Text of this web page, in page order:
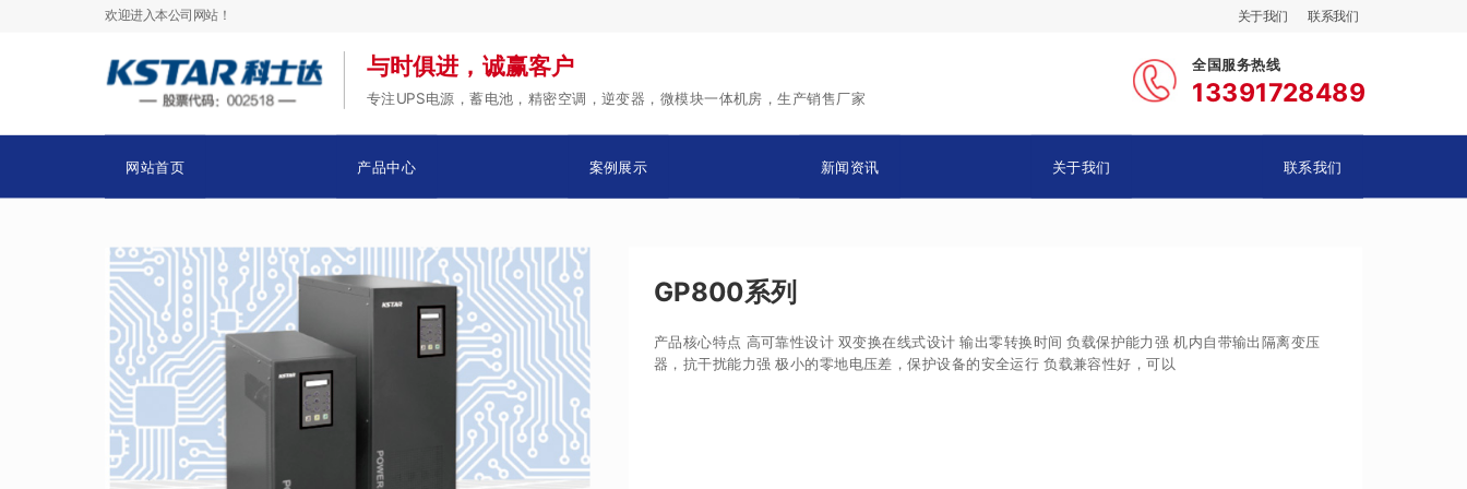
网站首页 产品中心 案例展示 新闻资讯 关于我们 联系我们
欢迎进入本公司网站！
与时俱进，诚赢客户
专注UPS电源，蓄电池，精密空调，逆变器，微模块一体机房，生产销售厂家
全国服务热线
13391728489
关于我们 联系我们
GP800系列
产品核心特点 高可靠性设计 双变换在线式设计 输出零转换时间 负载保护能力强 机内自带输出隔离变压
器，抗干扰能力强 极小的零地电压差，保护设备的安全运行 负载兼容性好，可以